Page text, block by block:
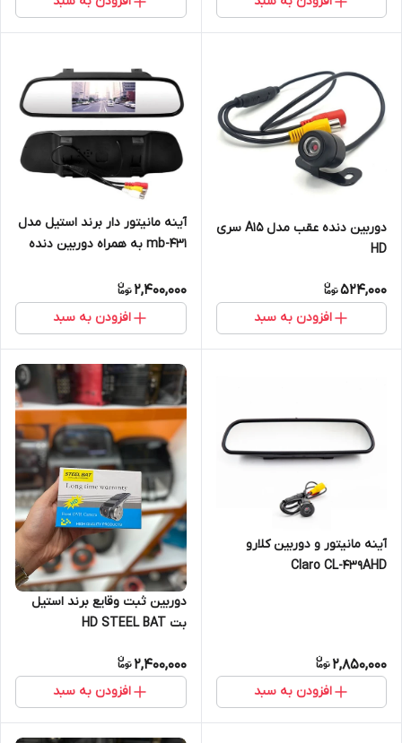
دوربین دنده عقب مدل A15 سری
HD
524,000
افزودن به سبد
آینه مانیتور دار برند استیل مدل
mb-431 به همراه دوربین دنده
2,400,000
افزودن به سبد
آینه مانیتور و دوربین کلارو
Claro CL-439AHD
2,850,000
افزودن به سبد
دوربین ثبت وقایع برند استیل
بت HD STEEL BAT
2,400,000
افزودن به سبد